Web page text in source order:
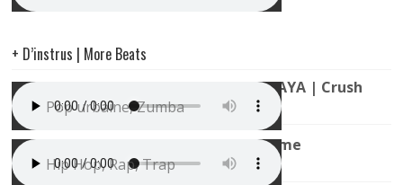
+ D’instrus | More Beats
Instru Pop Urbaine type NAZA x AYA | Crush
Pop urbaine, Zumba
Ninho x Rim’K Type Beat | Supreme
Hip Hop, Rap, Trap